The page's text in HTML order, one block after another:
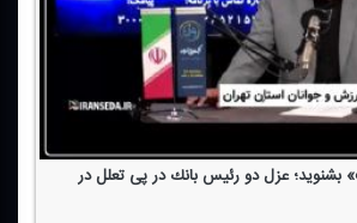
بشنوید؛ عزل دو رئیس بانك در پی تعلل در